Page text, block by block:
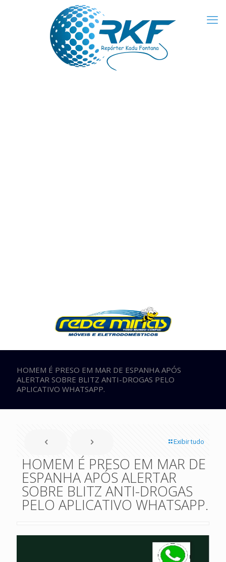
HOMEM É PRESO EM MAR DE ESPANHA APÓS
ALERTAR SOBRE BLITZ ANTI-DROGAS PELO
APLICATIVO WHATSAPP.
Exibir tudo
HOMEM É PRESO EM MAR DE
ESPANHA APÓS ALERTAR
SOBRE BLITZ ANTI-DROGAS
PELO APLICATIVO WHATSAPP.